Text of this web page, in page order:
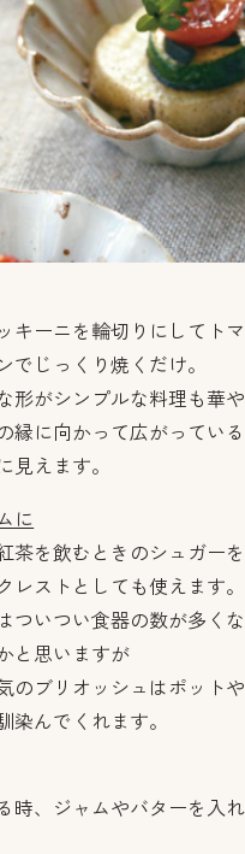
キーニを輪切りにしてト
でじっくり焼くだけ。
形がシンプルな料理も華
縁に向かって広がってい
見えます。
に
茶を飲むときのシュガー
レストとしても使えます。
ついつい食器の数が多く
と思いますが
のブリオッシュはポット
染んでくれます。
時、ジャムやバターを入